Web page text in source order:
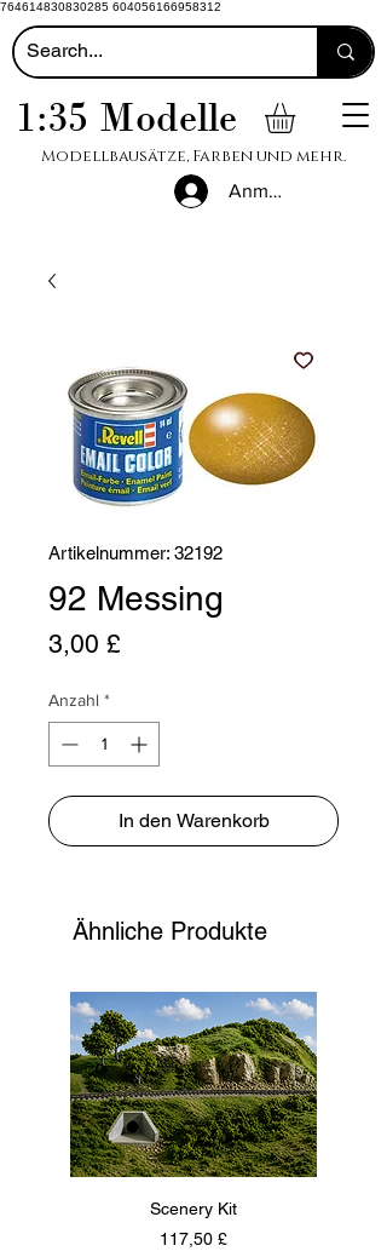
764614830830285 604056166958312
1:35 Modelle
Modellbausätze, Farben und mehr.
Anmelden
Artikelnummer: 32192
92 Messing
3,00 £
Anzahl *
In den Warenkorb
Ähnliche Produkte
Scenery Kit
Preis
117,50 £